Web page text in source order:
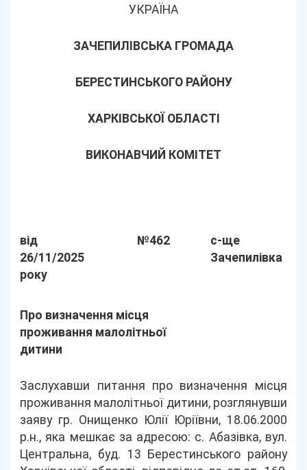
УКРАЇНА
ЗАЧЕПИЛІВСЬКА ГРОМАДА
БЕРЕСТИНСЬКОГО РАЙОНУ
ХАРКІВСЬКОЇ ОБЛАСТІ
ВИКОНАВЧИЙ КОМІТЕТ
від
26/11/2025
року
№462
с-ще
Зачепилівка
Про визначення місця
проживання малолітньої
дитини
Заслухавши питання про визначення місця
проживання малолітньої дитини, розглянувши
заяву гр. Онищенко Юлії Юріївни, 18.06.2000
р.н., яка мешкає за адресою: с. Абазівка, вул.
Центральна, буд. 13 Берестинського району